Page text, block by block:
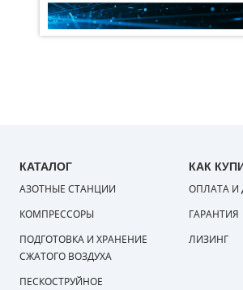
КАТАЛОГ
АЗОТНЫЕ СТАНЦИИ
КОМПРЕССОРЫ
ПОДГОТОВКА И ХРАНЕНИЕ
СЖАТОГО ВОЗДУХА
ПЕСКОСТРУЙНОЕ
КАК
ОПЛАТА И
ГАРАНТИЯ
ЛИЗИНГ